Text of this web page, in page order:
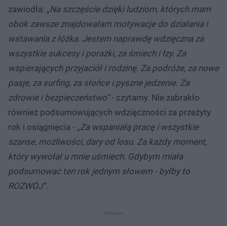
zawiodła: „Na szczęście dzięki ludziom, których mam
obok zawsze znajdowałam motywacje do działania i
wstawania z łóżka. Jestem naprawdę wdzięczna za
wszystkie sukcesy i porażki, za śmiech i łzy. Za
wspierających przyjaciół i rodzinę. Za podróże, za nowe
pasje, za surfing, za słońce i pyszne jedzenie. Za
zdrowie i bezpieczeństwo”- czytamy. Nie zabrakło
również podsumowujących wdzięczności za przeżyty
rok i osiągnięcia - „Za wspaniałą pracę i wszystkie
szanse, możliwości, dary od losu. Za każdy moment,
który wywołał u mnie uśmiech. Gdybym miała
podsumować ten rok jednym słowem - byłby to
ROZWÓJ”.